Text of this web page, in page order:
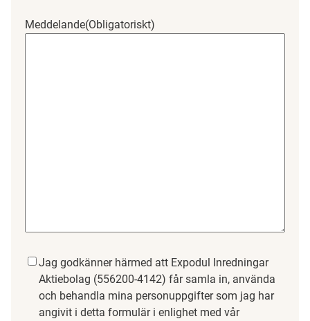
Meddelande(Obligatoriskt)
Samtycke(Obligatoriskt)
Jag godkänner härmed att Expodul Inredningar
Aktiebolag (556200-4142) får samla in, använda
och behandla mina personuppgifter som jag har
angivit i detta formulär i enlighet med vår